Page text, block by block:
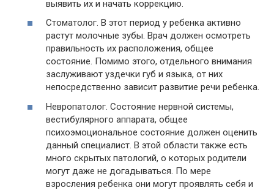
выявить их и начать коррекцию.
Стоматолог. В этот период у ребенка активно
растут молочные зубы. Врач должен осмотреть
правильность их расположения, общее
состояние. Помимо этого, отдельного внимания
заслуживают уздечки губ и языка, от них
непосредственно зависит развитие речи ребенка.
Невропатолог. Состояние нервной системы,
вестибулярного аппарата, общее
психоэмоциональное состояние должен оценить
данный специалист. В этой области также есть
много скрытых патологий, о которых родители
могут даже не догадываться. По мере
взросления ребенка они могут проявлять себя и